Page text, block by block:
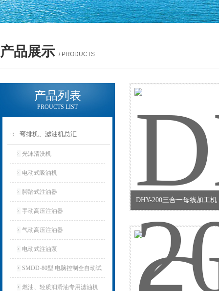
产品展示 / PRODUCTS
产品列表
PROUCTS LIST
弯排机、滤油机总汇
光沫清洗机
电动式吸油机
脚踏式注油器
手动高压注油器
气动高压注油器
电动式注油泵
SMDD-80型 电脑控制全自动试
油器
燃油、轻质润滑油专用滤油机
DHY-200三合一母线加工